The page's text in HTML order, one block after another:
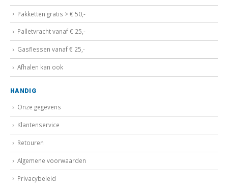
Palletvracht vanaf € 25,-
Onze gegevens
Klantenservice
Privacybeleid